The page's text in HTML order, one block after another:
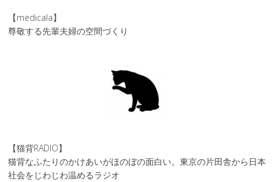
【medicala】
尊敬する先輩夫婦の空間づくり
【猫背RADIO】
猫背なふたりのかけあいがほのぼの面白い。東京の片田舎から日本
社会をじわじわ温めるラジオ